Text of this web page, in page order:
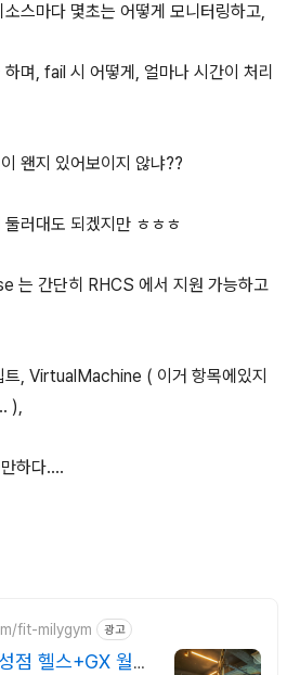
스마다 몇초는 어떻게 모니터링하고,
며, fail 시 어떻게, 얼마나 시간이 처리
왠지 있어보이지 않냐??
러대도 되겠지만 ㅎㅎㅎ
는 간단히 RHCS 에서 지원 가능하고
, VirtualMachine ( 이거 항목에있지
),
하다....
fit-milygym 광고
점 헬스+GX 월